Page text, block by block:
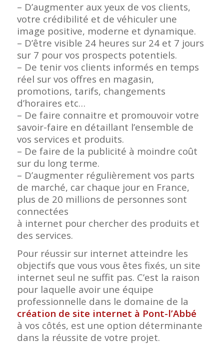
– D’augmenter aux yeux de vos clients,
votre crédibilité et de véhiculer une
image positive, moderne et dynamique.
– D’être visible 24 heures sur 24 et 7 jours
sur 7 pour vos prospects potentiels.
– De tenir vos clients informés en temps
réel sur vos offres en magasin,
promotions, tarifs, changements
d’horaires etc…
– De faire connaitre et promouvoir votre
savoir-faire en détaillant l’ensemble de
vos services et produits.
– De faire de la publicité à moindre coût
sur du long terme.
– D’augmenter régulièrement vos parts
de marché, car chaque jour en France,
plus de 20 millions de personnes sont
connectées
à internet pour chercher des produits et
des services.
Pour réussir sur internet atteindre les
objectifs que vous vous êtes fixés, un site
internet seul ne suffit pas. C’est la raison
pour laquelle avoir une équipe
professionnelle dans le domaine de la
création de site internet à Pont-l’Abbé
à vos côtés, est une option déterminante
dans la réussite de votre projet.